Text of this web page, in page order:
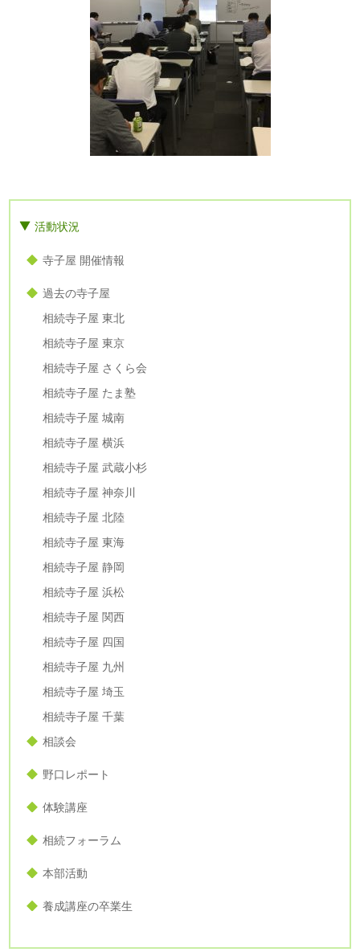
活動状況
寺子屋 開催情報
過去の寺子屋
相続寺子屋 東北
相続寺子屋 東京
相続寺子屋 さくら会
相続寺子屋 たま塾
相続寺子屋 城南
相続寺子屋 横浜
相続寺子屋 武蔵小杉
相続寺子屋 神奈川
相続寺子屋 北陸
相続寺子屋 東海
相続寺子屋 静岡
相続寺子屋 浜松
相続寺子屋 関西
相続寺子屋 四国
相続寺子屋 九州
相続寺子屋 埼玉
相続寺子屋 千葉
相談会
野口レポート
体験講座
相続フォーラム
本部活動
養成講座の卒業生